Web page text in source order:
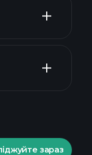
зараз